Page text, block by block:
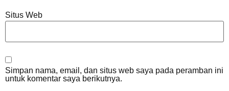
Situs Web
Simpan nama, email, dan situs web saya pada peramban ini
untuk komentar saya berikutnya.